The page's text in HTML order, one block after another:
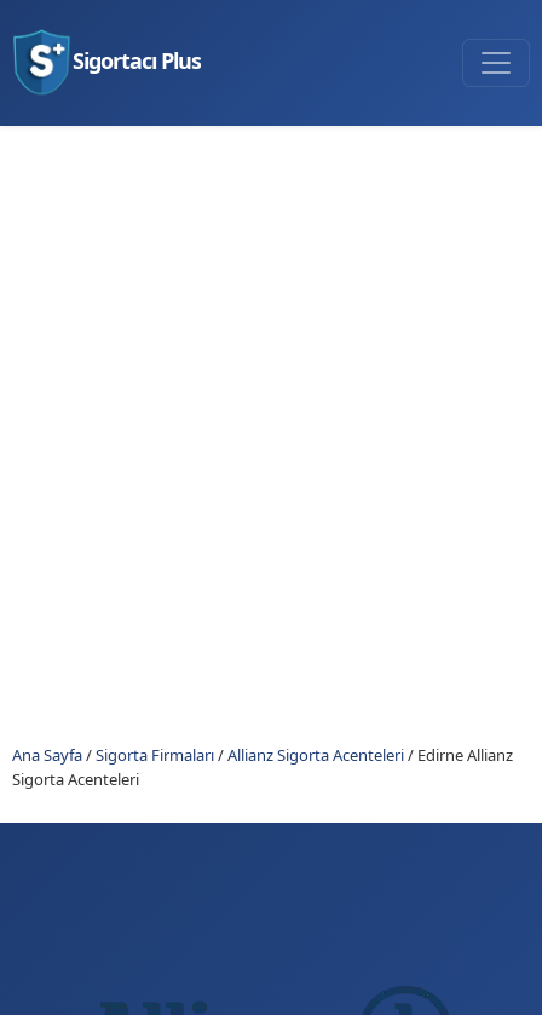
Sigortacı Plus
Ana Sayfa/Sigorta Firmaları/Allianz Sigorta Acenteleri/ Edirne Allianz
Sigorta Acenteleri